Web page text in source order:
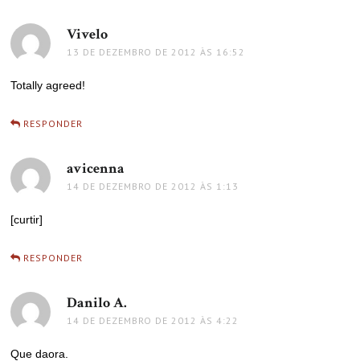
Vivelo
13 DE DEZEMBRO DE 2012 ÀS 16:52
Totally agreed!
RESPONDER
avicenna
14 DE DEZEMBRO DE 2012 ÀS 1:13
[curtir]
RESPONDER
Danilo A.
14 DE DEZEMBRO DE 2012 ÀS 4:22
Que daora.